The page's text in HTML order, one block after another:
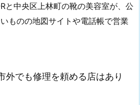
と中央区上林町の靴の美容室が、公
ものの地図サイトや電話帳で営業
外でも修理を頼める店はあり